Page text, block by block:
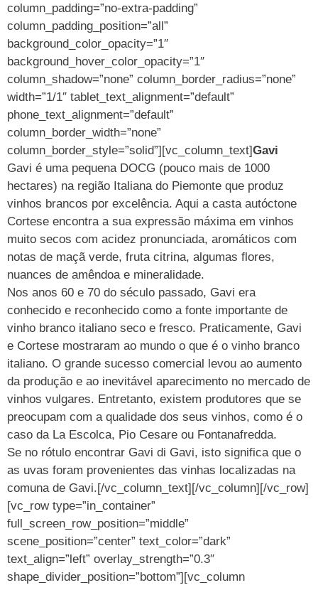
column_padding=”no-extra-padding”
column_padding_position=”all”
background_color_opacity=”1″
background_hover_color_opacity=”1″
column_shadow=”none” column_border_radius=”none”
width=”1/1″ tablet_text_alignment=”default”
phone_text_alignment=”default”
column_border_width=”none”
column_border_style=”solid”][vc_column_text]Gavi
Gavi é uma pequena DOCG (pouco mais de 1000
hectares) na região Italiana do Piemonte que produz
vinhos brancos por excelência. Aqui a casta autóctone
Cortese encontra a sua expressão máxima em vinhos
muito secos com acidez pronunciada, aromáticos com
notas de maçã verde, fruta citrina, algumas flores,
nuances de amêndoa e mineralidade.
Nos anos 60 e 70 do século passado, Gavi era
conhecido e reconhecido como a fonte importante de
vinho branco italiano seco e fresco. Praticamente, Gavi
e Cortese mostraram ao mundo o que é o vinho branco
italiano. O grande sucesso comercial levou ao aumento
da produção e ao inevitável aparecimento no mercado de
vinhos vulgares. Entretanto, existem produtores que se
preocupam com a qualidade dos seus vinhos, como é o
caso da La Escolca, Pio Cesare ou Fontanafredda.
Se no rótulo encontrar Gavi di Gavi, isto significa que o
as uvas foram provenientes das vinhas localizadas na
comuna de Gavi.[/vc_column_text][/vc_column][/vc_row]
[vc_row type=”in_container”
full_screen_row_position=”middle”
scene_position=”center” text_color=”dark”
text_align=”left” overlay_strength=”0.3″
shape_divider_position=”bottom”][vc_column